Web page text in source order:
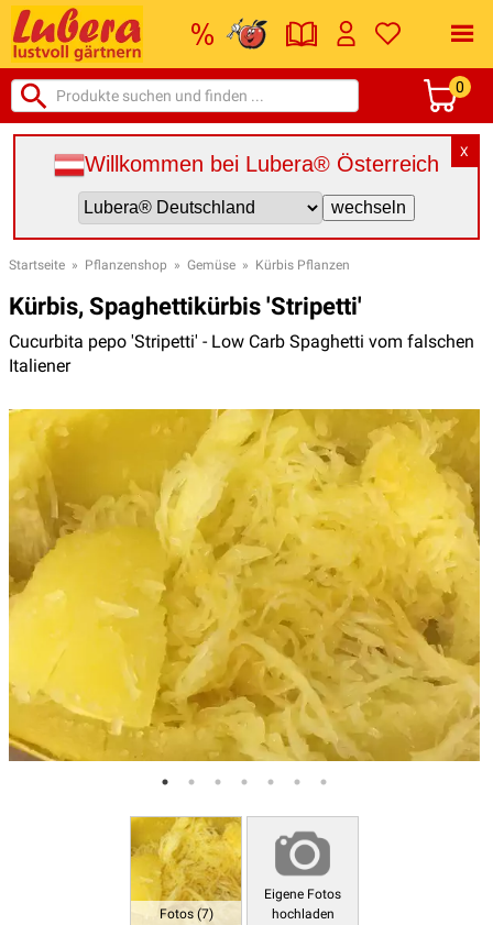
0
X
Willkommen bei Lubera® Österreich
Startseite » Pflanzenshop » Gemüse » Kürbis Pflanzen
Kürbis, Spaghettikürbis 'Stripetti'
Cucurbita pepo 'Stripetti' - Low Carb Spaghetti vom falschen
Italiener
Fotos (7)
Eigene Fotos
hochladen